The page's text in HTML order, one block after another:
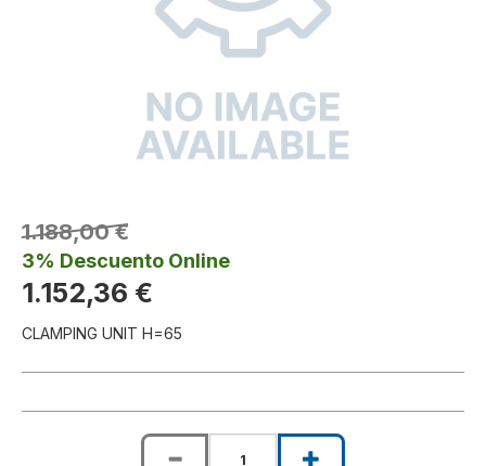
1.188,00 €
3% Descuento Online
1.152,36 €
CLAMPING UNIT H=65